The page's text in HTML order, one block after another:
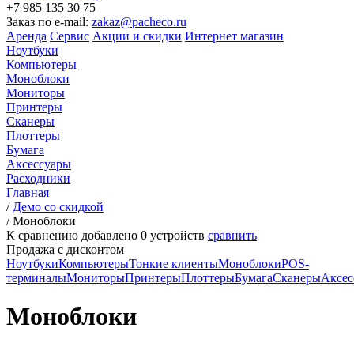
+7 985 135 30 75
Заказ по e-mail: zakaz@pacheco.ru
Аренда Сервис Акции и скидки Интернет магазин
Ноутбуки
Компьютеры
Моноблоки
Мониторы
Принтеры
Сканеры
Плоттеры
Бумага
Аксессуары
Расходники
Главная
/ Демо со скидкой
/Моноблоки
К сравнению добавлено 0 устройств сравнить
Продажа с дисконтом
НоутбукиКомпьютерыТонкие клиентыМоноблокиPOS-
терминалыМониторыПринтерыПлоттерыБумагаСканеры
Моноблоки